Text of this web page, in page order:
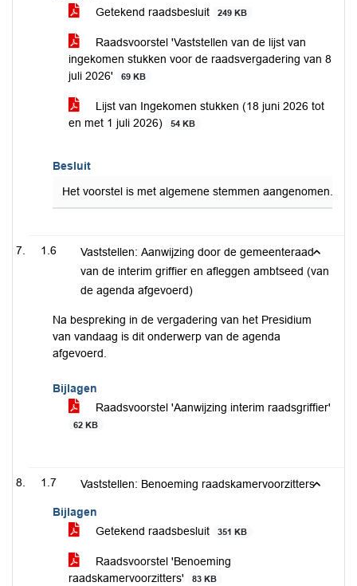
Getekend raadsbesluit
249 KB
Raadsvoorstel 'Vaststellen van de lijst van
ingekomen stukken voor de raadsvergadering van 8
juli 2026'
69 KB
Lijst van Ingekomen stukken (18 juni 2026 tot
en met 1 juli 2026)
54 KB
Besluit
Het voorstel is met algemene stemmen aangenomen.
1.6
Vaststellen: Aanwijzing door de gemeenteraad
van de interim griffier en afleggen ambtseed (van
de agenda afgevoerd)
Na bespreking in de vergadering van het Presidium
van vandaag is dit onderwerp van de agenda
afgevoerd.
Bijlagen
Raadsvoorstel 'Aanwijzing interim raadsgriffier'
62 KB
1.7 Vaststellen: Benoeming raadskamervoorzitters
Bijlagen
Getekend raadsbesluit
351 KB
Raadsvoorstel 'Benoeming
raadskamervoorzitters'
83 KB